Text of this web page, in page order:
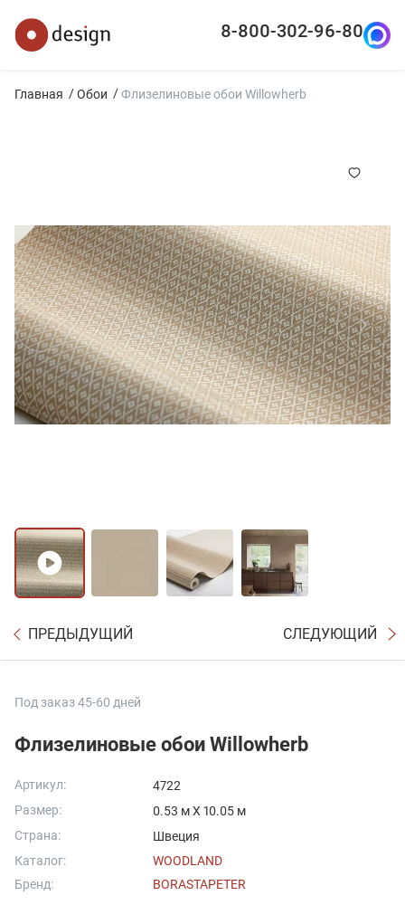
8-800-302-96-80
Главная Обои Флизелиновые обои Willowherb
ПРЕДЫДУЩИЙ СЛЕДУЮЩИЙ
Под заказ 45-60 дней
Флизелиновые обои Willowherb
Артикул:
4722
Размер:
0.53 м X 10.05 м
Страна:
Швеция
Каталог:
WOODLAND
Бренд:
BORASTAPETER